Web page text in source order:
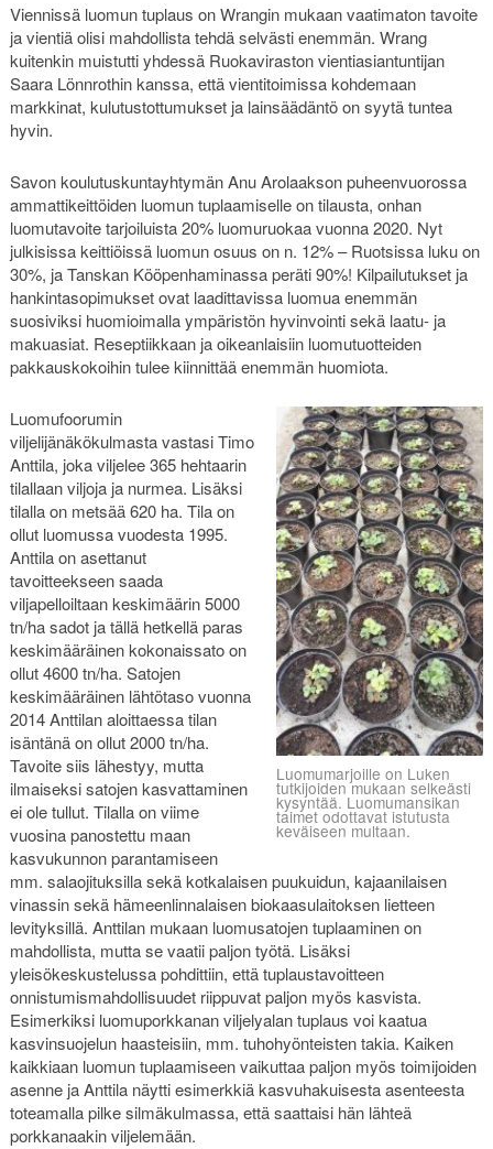
Viennissä luomun tuplaus on Wrangin mukaan vaatimaton tavoite
ja vientiä olisi mahdollista tehdä selvästi enemmän. Wrang
kuitenkin muistutti yhdessä Ruokaviraston vientiasiantuntijan
Saara Lönnrothin kanssa, että vientitoimissa kohdemaan
markkinat, kulutustottumukset ja lainsäädäntö on syytä tuntea
hyvin.
Savon koulutuskuntayhtymän Anu Arolaakson puheenvuorossa
ammattikeittöiden luomun tuplaamiselle on tilausta, onhan
luomutavoite tarjoiluista 20% luomuruokaa vuonna 2020. Nyt
julkisissa keittiöissä luomun osuus on n. 12% – Ruotsissa luku on
30%, ja Tanskan Kööpenhaminassa peräti 90%! Kilpailutukset ja
hankintasopimukset ovat laadittavissa luomua enemmän
suosiviksi huomioimalla ympäristön hyvinvointi sekä laatu- ja
makuasiat. Reseptiikkaan ja oikeanlaisiin luomutuotteiden
pakkauskokoihin tulee kiinnittää enemmän huomiota.
Luomumarjoille on Luken
tutkijoiden mukaan selkeästi
kysyntää. Luomumansikan
taimet odottavat istutusta
keväiseen multaan.
Luomufoorumin
viljelijänäkökulmasta vastasi Timo
Anttila, joka viljelee 365 hehtaarin
tilallaan viljoja ja nurmea. Lisäksi
tilalla on metsää 620 ha. Tila on
ollut luomussa vuodesta 1995.
Anttila on asettanut
tavoitteekseen saada
viljapelloiltaan keskimäärin 5000
tn/ha sadot ja tällä hetkellä paras
keskimääräinen kokonaissato on
ollut 4600 tn/ha. Satojen
keskimääräinen lähtötaso vuonna
2014 Anttilan aloittaessa tilan
isäntänä on ollut 2000 tn/ha.
Tavoite siis lähestyy, mutta
ilmaiseksi satojen kasvattaminen
ei ole tullut. Tilalla on viime
vuosina panostettu maan
kasvukunnon parantamiseen
mm. salaojituksilla sekä kotkalaisen puukuidun, kajaanilaisen
vinassin sekä hämeenlinnalaisen biokaasulaitoksen lietteen
levityksillä. Anttilan mukaan luomusatojen tuplaaminen on
mahdollista, mutta se vaatii paljon työtä. Lisäksi
yleisökeskustelussa pohdittiin, että tuplaustavoitteen
onnistumismahdollisuudet riippuvat paljon myös kasvista.
Esimerkiksi luomuporkkanan viljelyalan tuplaus voi kaatua
kasvinsuojelun haasteisiin, mm. tuhohyönteisten takia. Kaiken
kaikkiaan luomun tuplaamiseen vaikuttaa paljon myös toimijoiden
asenne ja Anttila näytti esimerkkiä kasvuhakuisesta asenteesta
toteamalla pilke silmäkulmassa, että saattaisi hän lähteä
porkkanaakin viljelemään.